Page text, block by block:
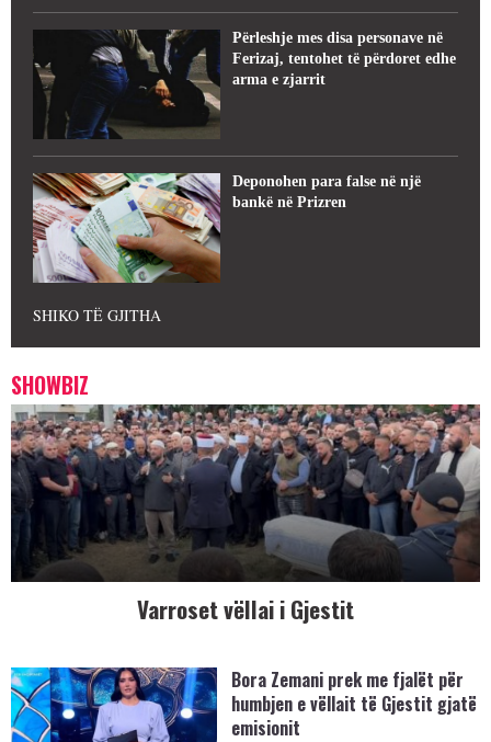
Përleshje mes disa personave në
Ferizaj, tentohet të përdoret edhe
arma e zjarrit
Deponohen para false në një
bankë në Prizren
SHIKO TË GJITHA
SHOWBIZ
Varroset vëllai i Gjestit
Bora Zemani prek me fjalët për
humbjen e vëllait të Gjestit gjatë
emisionit